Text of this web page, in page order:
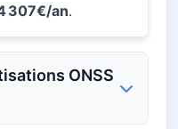
307€/an.